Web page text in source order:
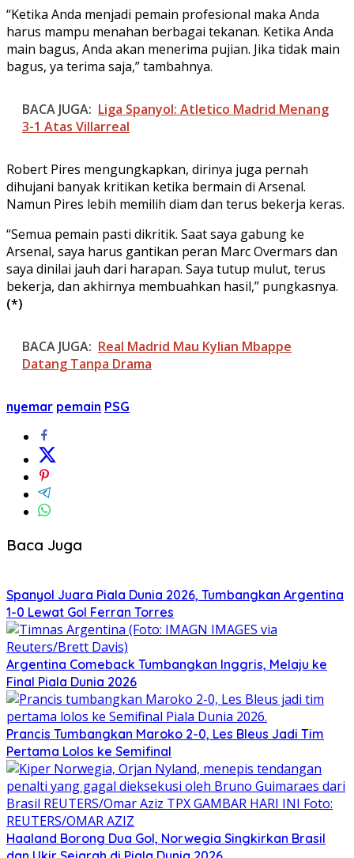
“Ketika Anda menjadi pemain profesional maka Anda
harus mampu menahan berbagai tekanan. Ketika Anda
main bagus, Anda akan menerima pujian. Jika tidak main
bagus, ya terima saja,” tambahnya.
BACA JUGA: Liga Spanyol: Atletico Madrid Menang
3-1 Atas Villarreal
Robert Pires mengungkapkan, dirinya juga pernah
dihujani banyak kritikan ketika bermain di Arsenal.
Namun Pires lebih memilih diam dan terus bekerja keras.
“Semua pemain pasti dikritik. Saat saya gabung ke
Arsenal, saya harus gantikan peran Marc Overmars dan
saya dinilai jauh dari harapan. Saya tutup mulut, terus
bekerja, dan akhirnya membuahkan hasil,” pungkasnya.
(*)
BACA JUGA: Real Madrid Mau Kylian Mbappe
Datang Tanpa Drama
nyemar pemain PSG
Baca Juga
Spanyol Juara Piala Dunia 2026, Tumbangkan Argentina
1-0 Lewat Gol Ferran Torres
Argentina Comeback Tumbangkan Inggris, Melaju ke
Final Piala Dunia 2026
Prancis Tumbangkan Maroko 2-0, Les Bleus Jadi Tim
Pertama Lolos ke Semifinal
Haaland Borong Dua Gol, Norwegia Singkirkan Brasil